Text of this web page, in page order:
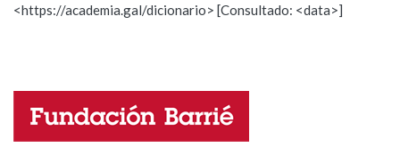
Propoño mellorar a definición
Nome
<https://academia.gal/dicionario> [Consultado: <data>]